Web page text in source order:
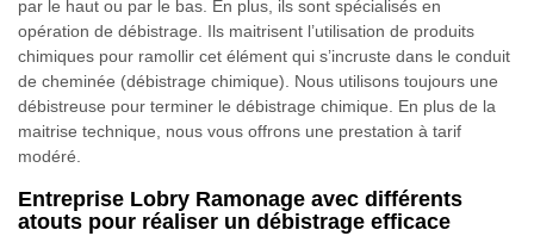
par le haut ou par le bas. En plus, ils sont spécialisés en
opération de débistrage. Ils maitrisent l’utilisation de produits
chimiques pour ramollir cet élément qui s’incruste dans le conduit
de cheminée (débistrage chimique). Nous utilisons toujours une
débistreuse pour terminer le débistrage chimique. En plus de la
maitrise technique, nous vous offrons une prestation à tarif
modéré.
Entreprise Lobry Ramonage avec différents
atouts pour réaliser un débistrage efficace